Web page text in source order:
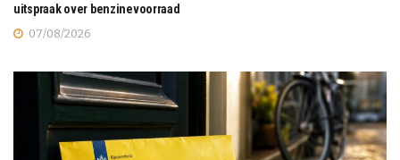
uitspraak over benzinevoorraad
07/08/2026